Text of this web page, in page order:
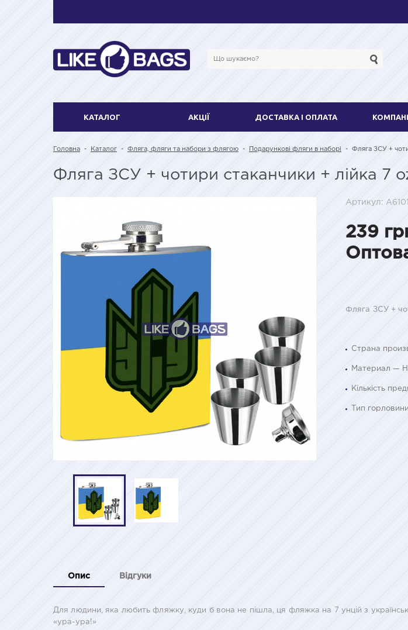
КАТАЛОГ АКЦІЇ ДОСТАВКА І ОПЛАТА
Головна - Каталог - Фляга, фляги та набори з флягою - Подарункові фляги в наборі - Фляга ЗСУ +
Фляга ЗСУ + чотири стаканчики + лійка 7
Артикул:
239
Фляга ЗСУ +
Страна
Материал —
Кількість
Тип
Опис Відгуки
Для людини, яка любить фляжку, куди б вона не пішла, ця фляжка на 7 унцій з
«ура-ура!»